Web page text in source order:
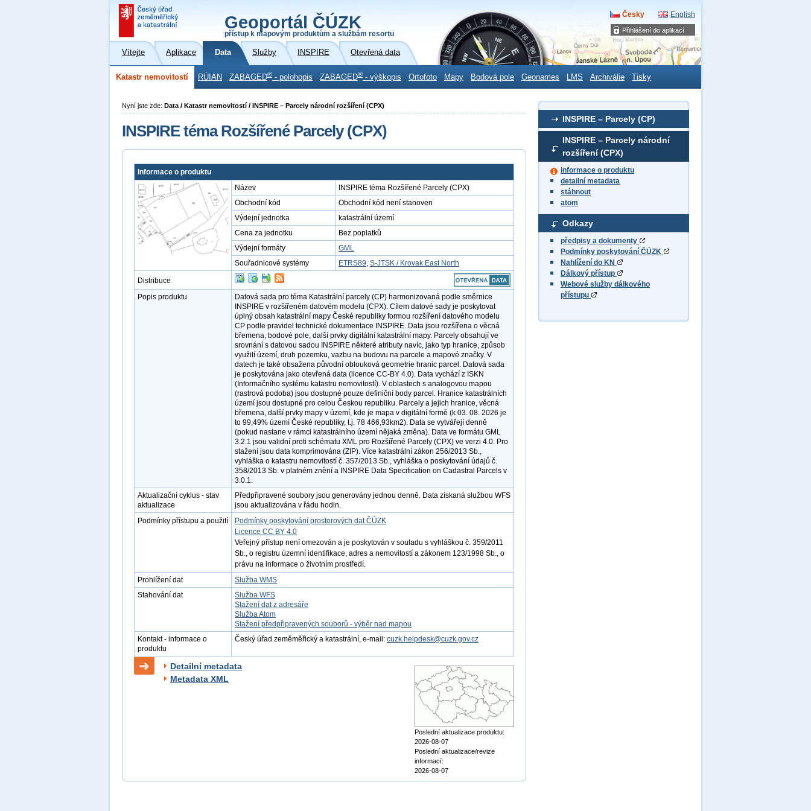
Přihlášení do aplikací
Geoportál ČÚZK
přístup k mapovým produktům a službám resortu
Česky English
Vítejte Aplikace Data Služby INSPIRE Otevřená data
Katastr nemovitostí RÚIAN ZABAGED® - polohopis ZABAGED® - výškopis Ortofoto Mapy Bodová pole Geonames LMS Archiválie Tisky
INSPIRE – Parcely (CP)
INSPIRE – Parcely národní
rozšíření (CPX)
informace o produktu
detailní metadata
stáhnout
atom
Odkazy
předpisy a dokumenty
Podmínky poskytování ČÚZK
Nahlížení do KN
Dálkový přístup
Webové služby dálkového
přístupu
Nyní jste zde: Data / Katastr nemovitostí / INSPIRE – Parcely národní rozšíření (CPX)
INSPIRE téma Rozšířené Parcely (CPX)
Informace o produktu
Název
INSPIRE téma Rozšířené Parcely (CPX)
Obchodní kód
Obchodní kód není stanoven
Výdejní jednotka
katastrální území
Cena za jednotku
Bez poplatků
Výdejní formáty
GML
Souřadnicové systémy
ETRS89, S-JTSK / Krovak East North
Distribuce
Popis produktu
Datová sada pro téma Katastrální parcely (CP) harmonizovaná podle směrnice
INSPIRE v rozšířeném datovém modelu (CPX). Cílem datové sady je poskytovat
úplný obsah katastrální mapy České republiky formou rozšíření datového modelu
CP podle pravidel technické dokumentace INSPIRE. Data jsou rozšířena o věcná
břemena, bodové pole, další prvky digitální katastrální mapy. Parcely obsahují ve
srovnání s datovou sadou INSPIRE některé atributy navíc, jako typ hranice, způsob
využití území, druh pozemku, vazbu na budovu na parcele a mapové značky. V
datech je také obsažena původní oblouková geometrie hranic parcel. Datová sada
je poskytována jako otevřená data (licence CC-BY 4.0). Data vychází z ISKN
(Informačního systému katastru nemovitostí). V oblastech s analogovou mapou
(rastrová podoba) jsou dostupné pouze definiční body parcel. Hranice katastrálních
území jsou dostupné pro celou Českou republiku. Parcely a jejich hranice, věcná
břemena, další prvky mapy v území, kde je mapa v digitální formě (k 03. 08. 2026 je
to 99,49% území České republiky, t.j. 78 466,93km2). Data se vytvářejí denně
(pokud nastane v rámci katastrálního území nějaká změna). Data ve formátu GML
3.2.1 jsou validní proti schématu XML pro Rozšířené Parcely (CPX) ve verzi 4.0. Pro
stažení jsou data komprimována (ZIP). Více katastrální zákon 256/2013 Sb.,
vyhláška o katastru nemovitostí č. 357/2013 Sb., vyhláška o poskytování údajů č.
358/2013 Sb. v platném znění a INSPIRE Data Specification on Cadastral Parcels v
3.0.1.
Aktualizační cyklus - stav
aktualizace
Předpřipravené soubory jsou generovány jednou denně. Data získaná službou WFS
jsou aktualizována v řádu hodin.
Podmínky přístupu a použití
Podmínky poskytování prostorových dat ČÚZK
Licence CC BY 4.0
Veřejný přístup není omezován a je poskytován v souladu s vyhláškou č. 359/2011
Sb., o registru územní identifikace, adres a nemovitostí a zákonem 123/1998 Sb., o
právu na informace o životním prostředí.
Prohlížení dat
Služba WMS
Stahování dat
Služba WFS
Stažení dat z adresáře
Služba Atom
Stažení předpřipravených souborů - výběr nad mapou
Kontakt - informace o
produktu
Český úřad zeměměřický a katastrální, e-mail: cuzk.helpdesk@cuzk.gov.cz
Detailní metadata
Metadata XML
Poslední aktualizace produktu:
2026-08-07
Poslední aktualizace/revize
informací:
2026-08-07